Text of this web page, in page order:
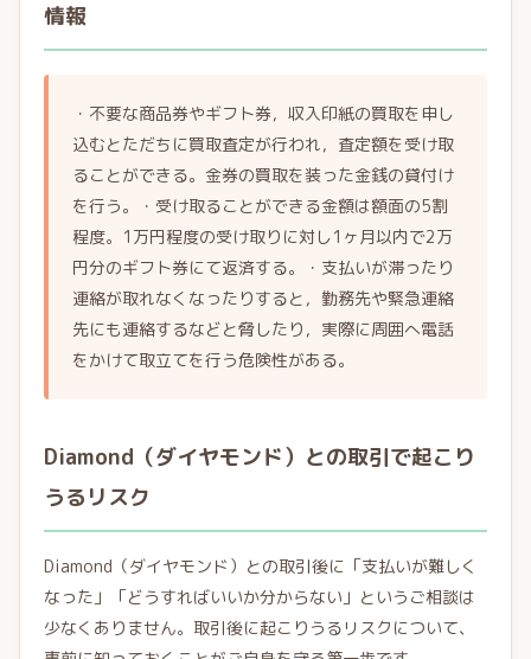
情報
・不要な商品券やギフト券，収入印紙の買取を申し
込むとただちに買取査定が行われ，査定額を受け取
ることができる。金券の買取を装った金銭の貸付け
を行う。・受け取ることができる金額は額面の5割
程度。1万円程度の受け取りに対し1ヶ月以内で2万
円分のギフト券にて返済する。・支払いが滞ったり
連絡が取れなくなったりすると，勤務先や緊急連絡
先にも連絡するなどと脅したり，実際に周囲へ電話
をかけて取立てを行う危険性がある。
Diamond（ダイヤモンド）との取引で起こり
うるリスク
Diamond（ダイヤモンド）との取引後に「支払いが難しく
なった」「どうすればいいか分からない」というご相談は
少なくありません。取引後に起こりうるリスクについて、